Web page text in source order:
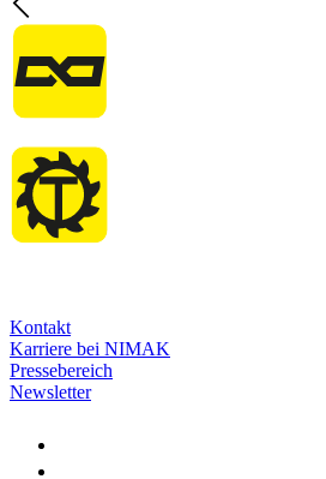
Kontakt
Karriere bei NIMAK
Pressebereich
Newsletter